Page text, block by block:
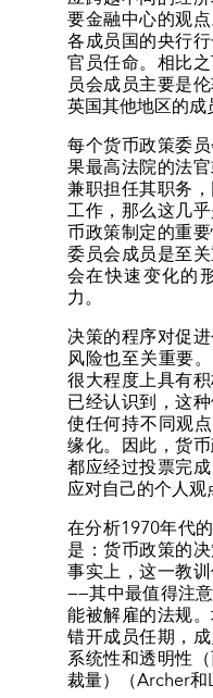
要金融中心的观
各成员国的央行
官员任命。相比
员会成员主要是
英国其他地区的成
每个货币政策委
果最高法院的法
兼职担任其职务
工作，那么这几
币政策制定的重
委员会成员是至
会在快速变化的
力。
决策的程序对促
风险也至关重要
很大程度上具有
已经认识到，这
使任何持不同观
缘化。因此，货
都应经过投票完
应对自己的个人观
在分析1970年代
是：货币政策的
事实上，这一教
——其中最值得注
能被解雇的法规
错开成员任期，
系统性和透明性
裁量）（Archer和